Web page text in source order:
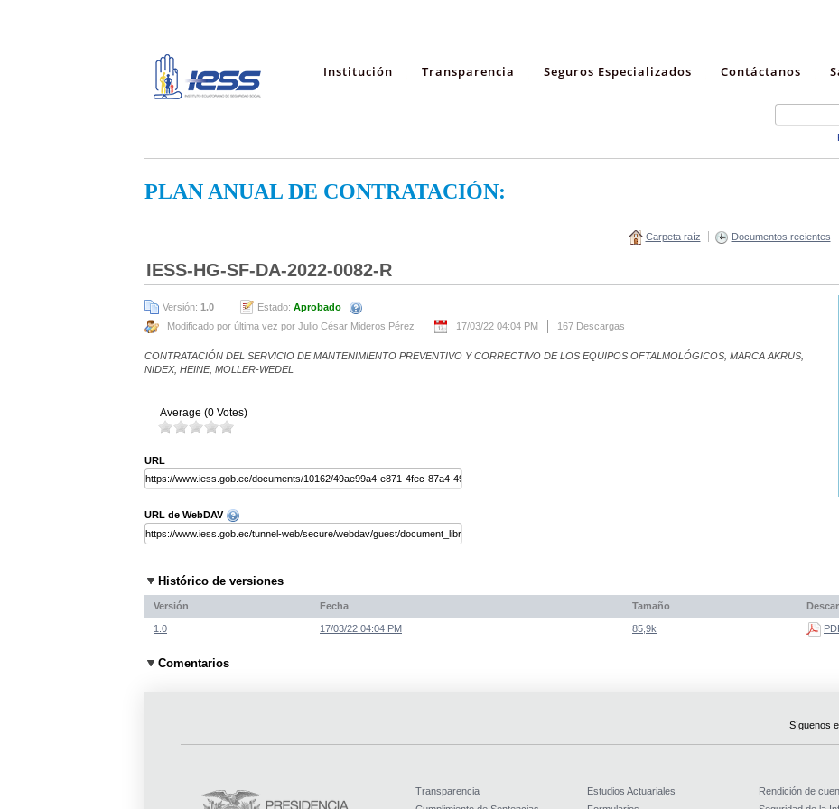
Institución Transparencia Seguros Especializados Contáctanos
PLAN ANUAL DE CONTRATACIÓN:
Carpeta raíz Documentos recientes
IESS-HG-SF-DA-2022-0082-R
Versión: 1.0 Estado: Aprobado
Modificado por última vez por Julio César Mideros Pérez
17/03/22 04:04 PM 167 Descargas
CONTRATACIÓN DEL SERVICIO DE MANTENIMIENTO PREVENTIVO Y CORRECTIVO DE LOS EQUIPOS OFTALMOLÓGICOS, MARCA AKRUS,
NIDEX, HEINE, MOLLER-WEDEL
Average (0 Votes)
URL
URL de WebDAV
Histórico de versiones
Versión Fecha Tamaño
1.0 17/03/22 04:04 PM 85,9k
Comentarios
Síguenos
Transparencia
Estudios Actuariales
Rendición de